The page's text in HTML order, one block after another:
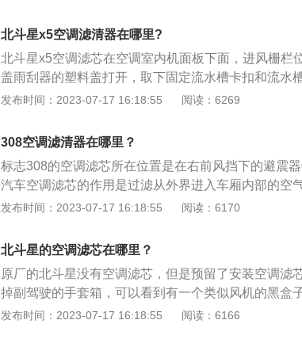
4、空调滤芯有多种选择，滤纸型最简单常见，还有一
北斗星x5空调滤清器在哪里?
北斗星x5空调滤芯在空调室内机面板下面，进风栅栏
盖雨刮器的塑料盖打开，取下固定流水槽卡扣和流水
下是关于空调滤芯的更多资料：1、空调滤芯的作用：
能保证驾乘室空气清洁而不滋生细菌，创造健康环境
而影响行车安全。2、空调滤清器的更换时间和周期
公里时更换，也可根据行车的外界环境来定，如果环
干燥，风沙大，应提前更换。
发布时间：2023-07-17 16:18:55 阅读：6269
308空调滤清器在哪里？
标志308的空调滤芯所在位置是在右前风挡下的避震
汽车空调滤芯的作用是过滤从外界进入车厢内部的空
粒物，花粉，细菌，工业废气和灰尘等，是空气的净
多不同的颗粒,如灰尘、花粉、煤烟、研磨颗粒、臭氧
不但使汽车空调受污染，冷却系统性能降低，而且人
人有过敏反应，肺部受损，受臭氧刺激而心情烦躁，
车安全。
发布时间：2023-07-17 16:18:55 阅读：6170
北斗星的空调滤芯在哪里？
原厂的北斗星没有空调滤芯，但是预留了安装空调滤
掉副驾驶的手套箱，可以看到有一个类似风机的黑盒
掉，拿下黑盒子，空调滤芯就放在里面。以下是空调
发布时间：2023-07-17 16:18:55 阅读：6166